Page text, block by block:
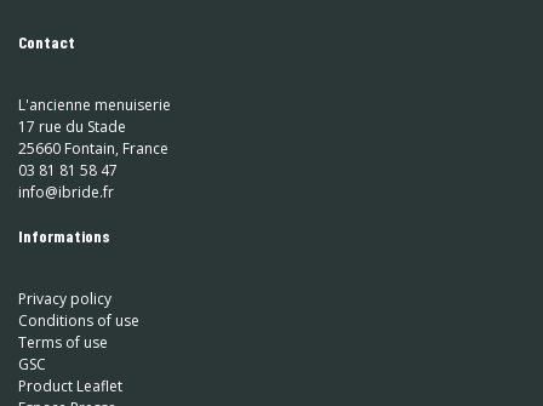
Contact
L'ancienne menuiserie
17 rue du Stade
25660 Fontain, France
03 81 81 58 47
info@ibride.fr
Informations
Privacy policy
Conditions of use
Terms of use
GSC
Product Leaflet